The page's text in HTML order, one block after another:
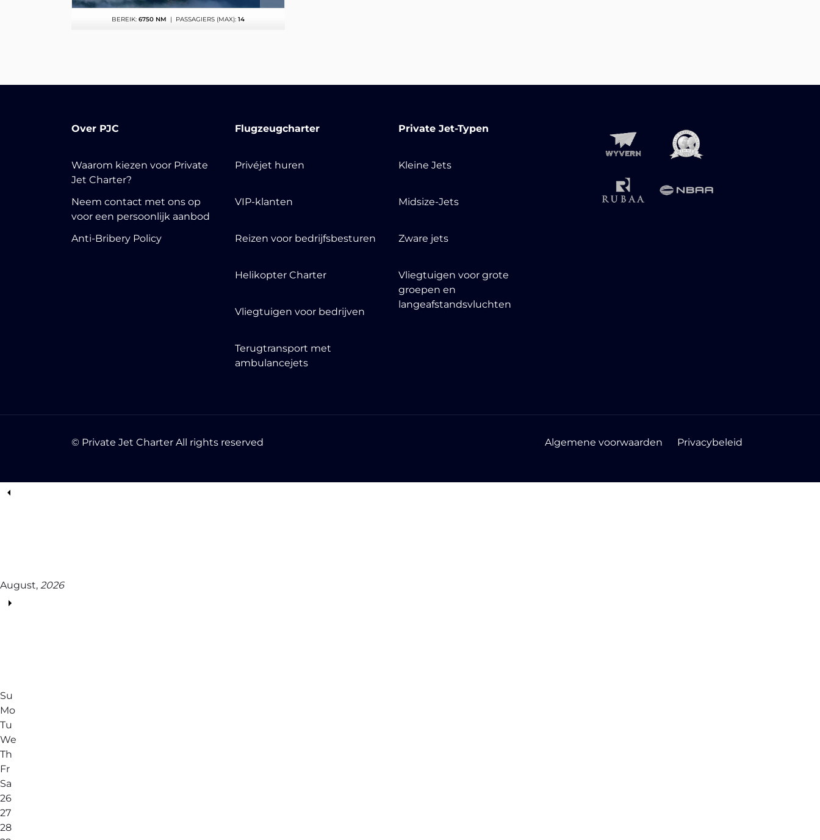
BEREIK: 6750 NM | PASSAGIERS (MAX): 14
Over PJC
Waarom kiezen voor Private
Jet Charter?
Neem contact met ons op
voor een persoonlijk aanbod
Anti-Bribery Policy
Flugzeugcharter
Privéjet huren
VIP-klanten
Reizen voor bedrijfsbesturen
Helikopter Charter
Vliegtuigen voor bedrijven
Terugtransport met
ambulancejets
Private Jet-Typen
Kleine Jets
Midsize-Jets
Zware jets
Vliegtuigen voor grote
groepen en
langeafstandsvluchten
© Private Jet Charter All rights reserved Algemene voorwaarden Privacybeleid
August, 2026
Su
Mo
Tu
We
Th
Fr
Sa
26
27
28